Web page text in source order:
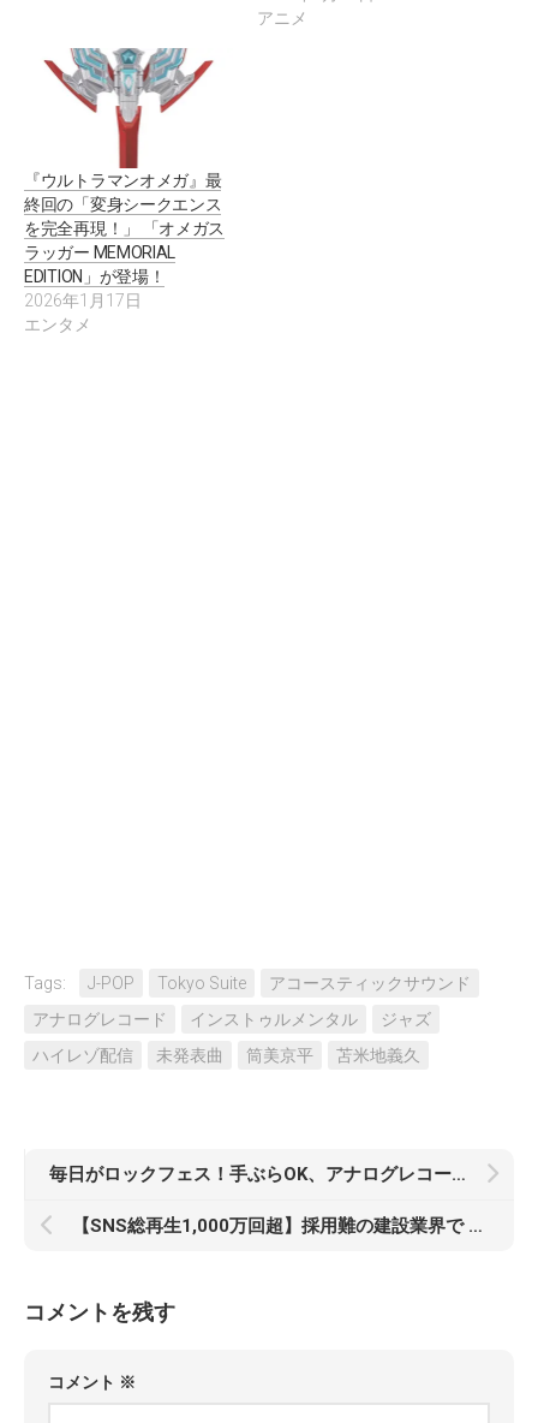
アニメ
『ウルトラマンオメガ』最
終回の「変身シークエンス
を完全再現！」 「オメガス
ラッガー MEMORIAL
EDITION」が登場！
2026年1月17日
エンタメ
Tags: J-POP Tokyo Suite
アコースティックサウンド
アナログレコード
インストゥルメンタル
ジャズ
ハイレゾ配信
未発表曲 筒美京平 苫米地義久
毎日がロックフェス！手ぶらOK、アナログレコードのDJ体験も 渋谷・道玄坂に12年続く伝説のロックバーが 3月3日(火)にリニューアルオープン！
【SNS総再生1,000万回超】採用難の建設業界で 「2年連続10名超の採用」 ビップ株式会社が “若者主役の現場”を可視化するサイト刷新
コメントを残す
コメント ※